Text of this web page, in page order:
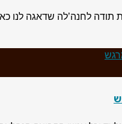
ליוון הצפונית, סתיו 2018